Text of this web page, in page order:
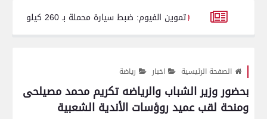
تموين الفيوم: ضبط سيارة محملة بـ 260 كيلو لحوم مفرومة غير صالحة للاستهلاك الآدمي
الصفحة الرئيسية اخبار رياضة
بحضور وزير الشباب والرياضه تكريم محمد مصيلحى
ومنحة لقب عميد روؤسات الأندية الشعبية